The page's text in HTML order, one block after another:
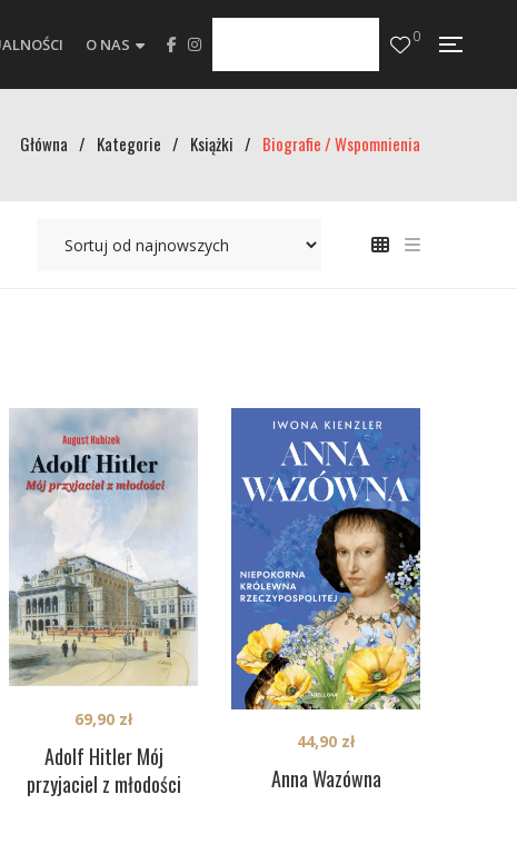
O NAS 0
Główna / Kategorie / Książki / Biografie / Wspomnienia
Adolf Hitler Mój
przyjaciel z młodości
69,90 zł
Anna Wazówna
44,90 zł